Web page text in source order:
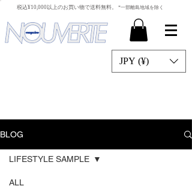
​税込¥10,000以上のお買い物で送料無料。 *一部離島地域を除く
JPY (¥)
BLOG
ALL
LIFESTYLE SAMPLE